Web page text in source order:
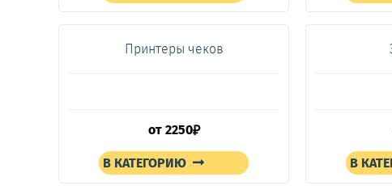
Принтеры чеков
от 2250₽
В КАТЕГОРИЮ В